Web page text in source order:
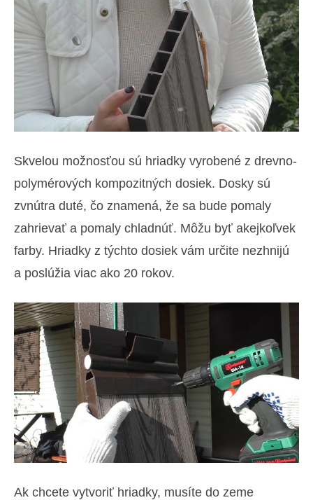
Skvelou možnosťou sú hriadky vyrobené z drevno-
polymérových kompozitných dosiek. Dosky sú
zvnútra duté, čo znamená, že sa bude pomaly
zahrievať a pomaly chladnúť. Môžu byť akejkoľvek
farby. Hriadky z týchto dosiek vám určite nezhnijú
a poslúžia viac ako 20 rokov.
Ak chcete vytvoriť hriadky, musíte do zeme